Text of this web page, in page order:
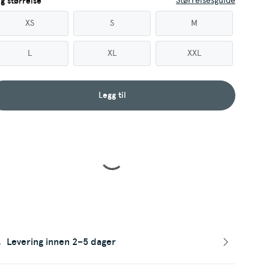
XS S M
L XL XXL
Legg til
Levering innen 2–5 dager